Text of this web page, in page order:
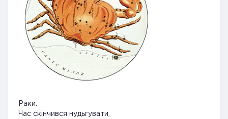
Раки.
Час скінчився нудьгувати,